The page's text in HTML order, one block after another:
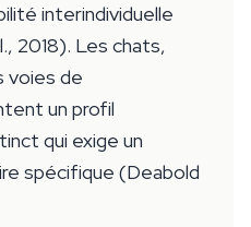
interindividuelle
2018). Les chats,
voies de
un profil
qui exige un
spécifique (Deabold